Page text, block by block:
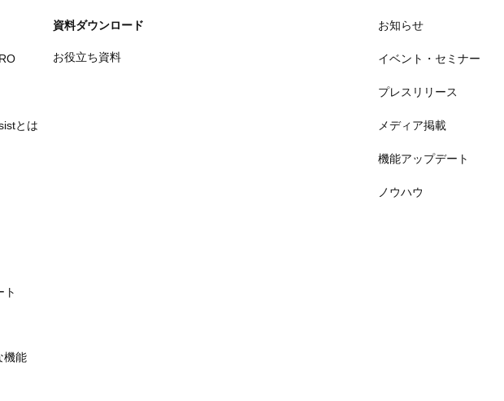
とは
ト
機能
資料ダウンロード
お役立ち資料
お知らせ
イベント・セミナー
プレスリリース
メディア掲載
機能アップデート
ノウハウ